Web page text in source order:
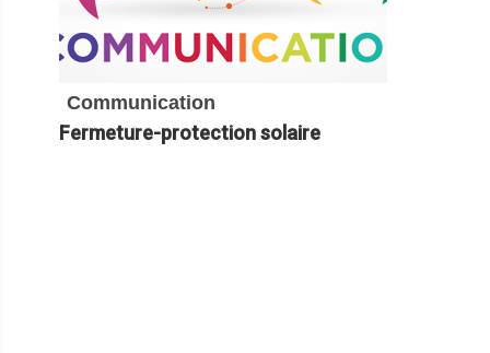
Communication
Fermeture-protection solaire